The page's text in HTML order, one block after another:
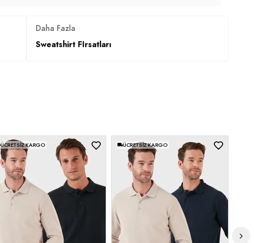
Daha Fazla
Sweatshirt FIrsatları
ÜCRETSIZ KARGO ÜCRETSIZ KARGO